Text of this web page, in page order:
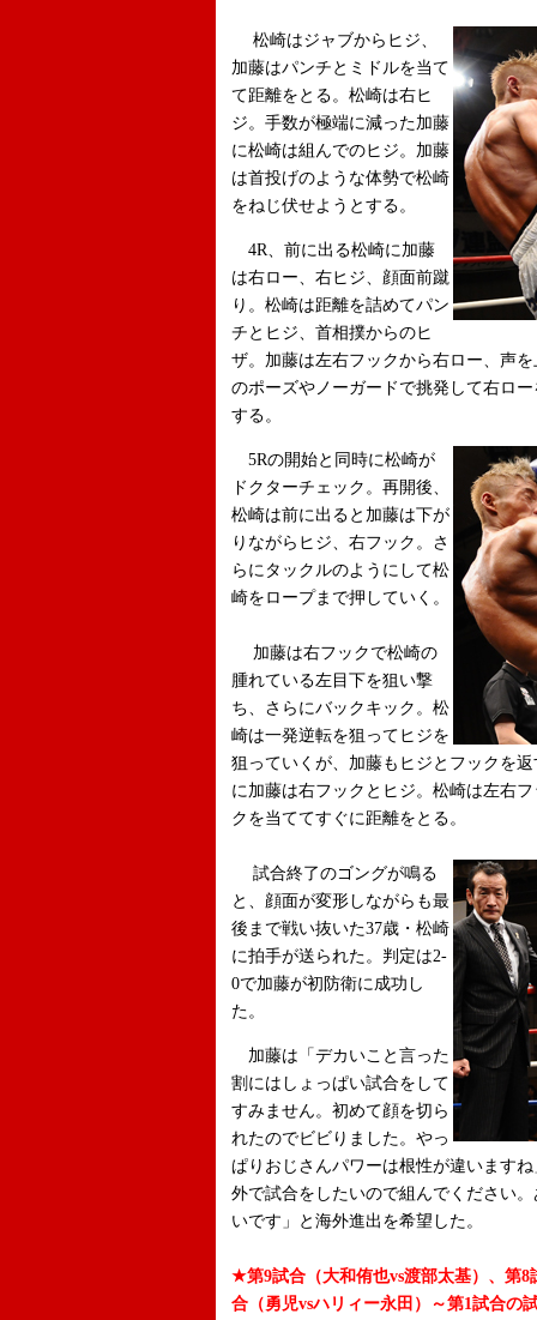
松崎はジャブからヒジ、
加藤はパンチとミドルを当て
て距離をとる。松崎は右ヒ
ジ。手数が極端に減った加藤
に松崎は組んでのヒジ。加藤
は首投げのような体勢で松崎
をねじ伏せようとする。
4R、前に出る松崎に加藤
は右ロー、右ヒジ、顔面前蹴
り。松崎は距離を詰めてパン
チとヒジ、首相撲からのヒ
ザ。加藤は左右フックから右ロー、声
のポーズやノーガードで挑発して右ロ
する。
5Rの開始と同時に松崎が
ドクターチェック。再開後、
松崎は前に出ると加藤は下が
りながらヒジ、右フック。さ
らにタックルのようにして松
崎をロープまで押していく。
加藤は右フックで松崎の
腫れている左目下を狙い撃
ち、さらにバックキック。松
崎は一発逆転を狙ってヒジを
狙っていくが、加藤もヒジとフックを
に加藤は右フックとヒジ。松崎は左右
クを当ててすぐに距離をとる。
試合終了のゴングが鳴る
と、顔面が変形しながらも最
後まで戦い抜いた37歳・松崎
に拍手が送られた。判定は2-
0で加藤が初防衛に成功し
た。
加藤は「デカいこと言った
割にはしょっぱい試合をして
すみません。初めて顔を切ら
れたのでビビりました。やっ
ぱりおじさんパワーは根性が違います
外で試合をしたいので組んでください
いです」と海外進出を希望した。
★第9試合（大和侑也vs渡部太基）、第8
合（勇児vsハリィー永田）～第1試合の